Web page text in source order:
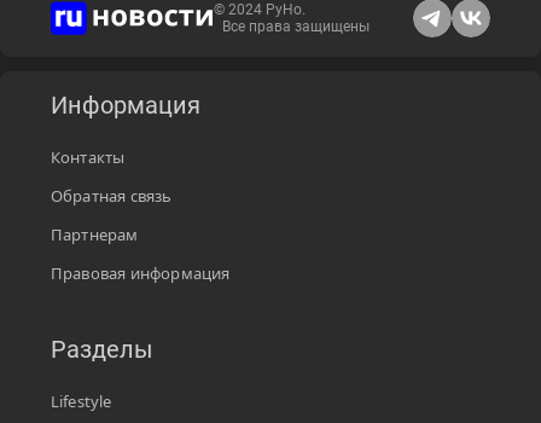
© 2024 РуНо.
Все права защищены
Информация
Контакты
Обратная связь
Партнерам
Правовая информация
Разделы
Lifestyle